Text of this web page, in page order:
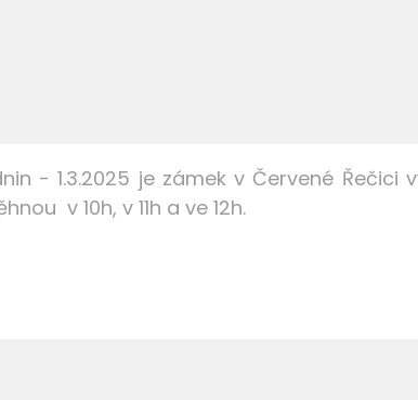
- 1.3.2025 je zámek v Červené
v 10h, v 11h a ve 12h.